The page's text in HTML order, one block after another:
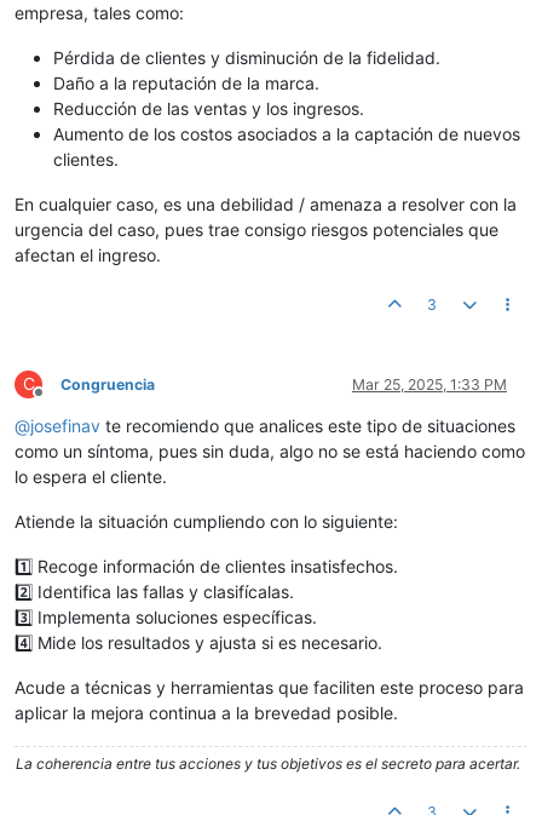
empresa, tales como:
Pérdida de clientes y disminución de la fidelidad.
Daño a la reputación de la marca.
Reducción de las ventas y los ingresos.
Aumento de los costos asociados a la captación de nuevos
clientes.
En cualquier caso, es una debilidad / amenaza a resolver con la
urgencia del caso, pues trae consigo riesgos potenciales que
afectan el ingreso.
3
C
Offline
Congruencia Mar 25, 2025, 1:33 PM
@josefinav te recomiendo que analices este tipo de situaciones
como un síntoma, pues sin duda, algo no se está haciendo como
lo espera el cliente.
Atiende la situación cumpliendo con lo siguiente:
1️⃣ Recoge información de clientes insatisfechos.
2️⃣ Identifica las fallas y clasifícalas.
3️⃣ Implementa soluciones específicas.
4️⃣ Mide los resultados y ajusta si es necesario.
Acude a técnicas y herramientas que faciliten este proceso para
aplicar la mejora continua a la brevedad posible.
La coherencia entre tus acciones y tus objetivos es el secreto para acertar.